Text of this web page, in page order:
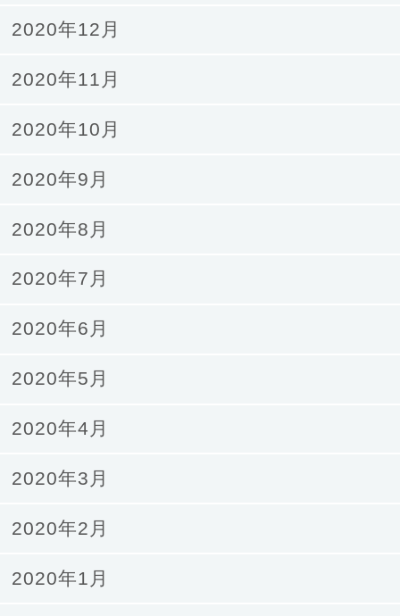
2020年12月
2020年11月
2020年10月
2020年9月
2020年8月
2020年7月
2020年6月
2020年5月
2020年4月
2020年3月
2020年2月
2020年1月